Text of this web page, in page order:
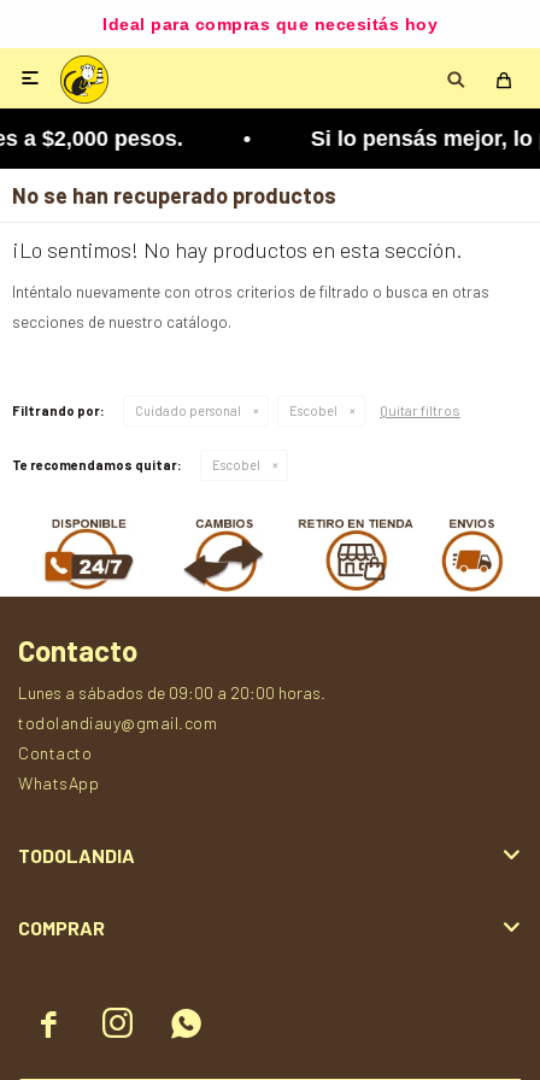
Ideal para compras que necesitás hoy

a $2,000 pesos. • Si lo pensás mejor, lo
No se han recuperado productos
¡Lo sentimos! No hay productos en esta sección.
Inténtalo nuevamente con otros criterios de filtrado o busca en otras
secciones de nuestro catálogo.
Filtrando por: Cuidado personal Escobel Quitar filtros
Te recomendamos quitar: Escobel
  
Contacto
Lunes a sábados de 09:00 a 20:00 horas.
todolandiauy@gmail.com
Contacto
WhatsApp
TODOLANDIA
COMPRAR